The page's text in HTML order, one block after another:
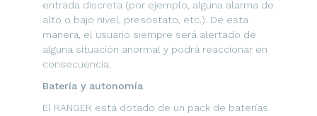
entrada discreta (por ejemplo, alguna alarma de
alto o bajo nivel, presostato, etc.). De esta
manera, el usuario siempre será alertado de
alguna situación anormal y podrá reaccionar en
consecuencia.
Batería y autonomía
El RANGER está dotado de un pack de baterías